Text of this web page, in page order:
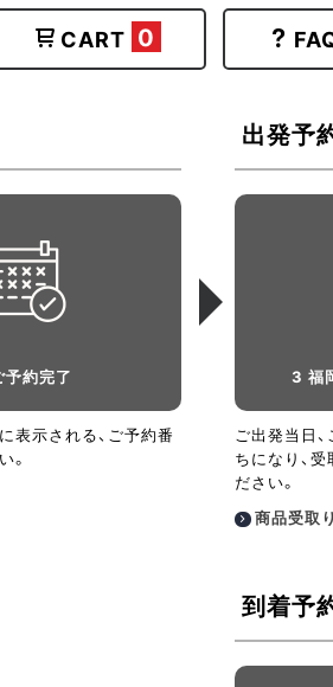
CART 0
予約完了
表示される、ご予約番
。
出発予
3 福
ご出発当日
ちになり、
ださい。
商品受取
到着予